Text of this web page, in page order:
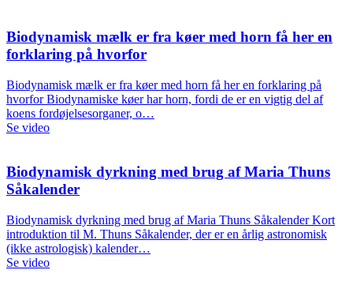
Biodynamisk mælk er fra køer med horn få her en
forklaring på hvorfor
Biodynamisk mælk er fra køer med horn få her en forklaring på
hvorfor Biodynamiske køer har horn, fordi de er en vigtig del af
koens fordøjelsesorganer, o…
Se video
Biodynamisk dyrkning med brug af Maria Thuns
Såkalender
Biodynamisk dyrkning med brug af Maria Thuns Såkalender Kort
introduktion til M. Thuns Såkalender, der er en årlig astronomisk
(ikke astrologisk) kalender…
Se video